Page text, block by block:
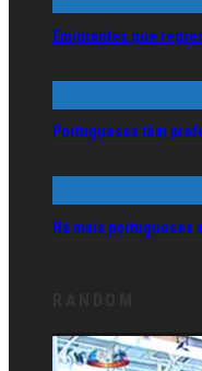
Emigrantes que
Portugueses têm
Há mais portugueses